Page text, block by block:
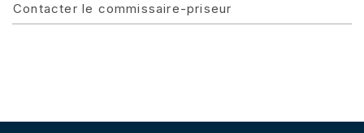
Contacter le commissaire-priseur